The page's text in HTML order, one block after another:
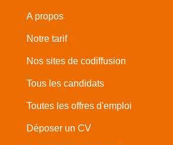
A propos
Notre tarif
Nos sites de codiffusion
Tous les candidats
Toutes les offres d'emploi
Déposer un CV